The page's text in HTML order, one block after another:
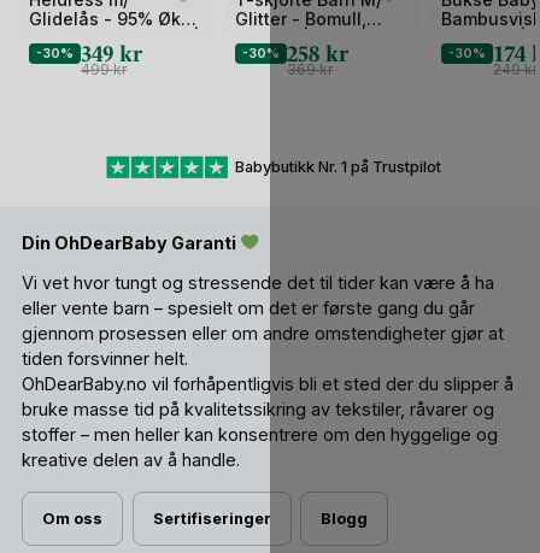
av
Glidelås - 95% Øko
HCMich Animals
-30% 349 kr
499kr
av
2
Glitter - Bomull,
cream
-30% 258kr
369kr
av
2Solid
-30% 174
249kr
Babybutikk Nr. 1 på Trustpilot
Din OhDearBaby Garanti
Vi vet hvor tungt og stressende det til tider kan være å ha
eller vente barn – spesielt om det er første gang du går
gjennom prosessen eller om andre omstendigheter gjør at
tiden forsvinner helt.
OhDearBaby.no vil forhåpentligvis bli et sted der du slipper å
bruke masse tid på kvalitetssikring av tekstiler, råvarer og
stoffer – men heller kan konsentrere om den hyggelige og
kreative delen av å handle.
Om oss Sertifiseringer Blogg